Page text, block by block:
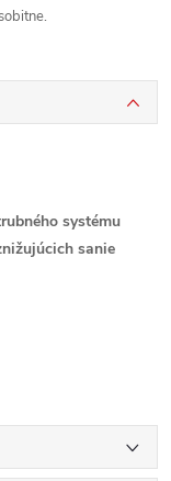
systému
sanie